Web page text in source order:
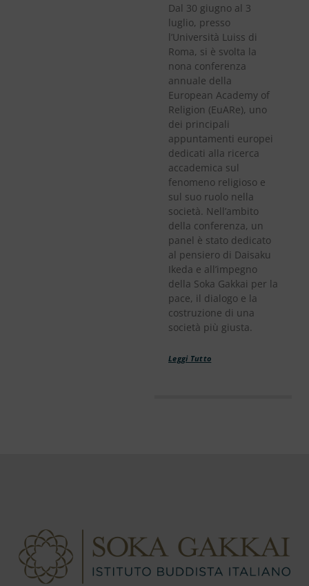
Dal 30 giugno al 3
luglio, presso
l’Università Luiss di
Roma, si è svolta la
nona conferenza
annuale della
European Academy of
Religion (EuARe), uno
dei principali
appuntamenti europei
dedicati alla ricerca
accademica sul
fenomeno religioso e
sul suo ruolo nella
società. Nell’ambito
della conferenza, un
panel è stato dedicato
al pensiero di Daisaku
Ikeda e all’impegno
della Soka Gakkai per la
pace, il dialogo e la
costruzione di una
società più giusta.
Leggi Tutto